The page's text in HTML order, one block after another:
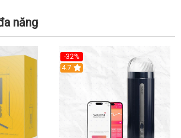
năng
-32%
Hot
4.7